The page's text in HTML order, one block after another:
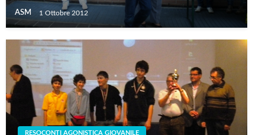
ASM 1 Ottobre 2012
RESOCONTI AGONISTICA GIOVANILE